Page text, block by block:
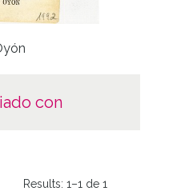
con
Results:1–1 de 1